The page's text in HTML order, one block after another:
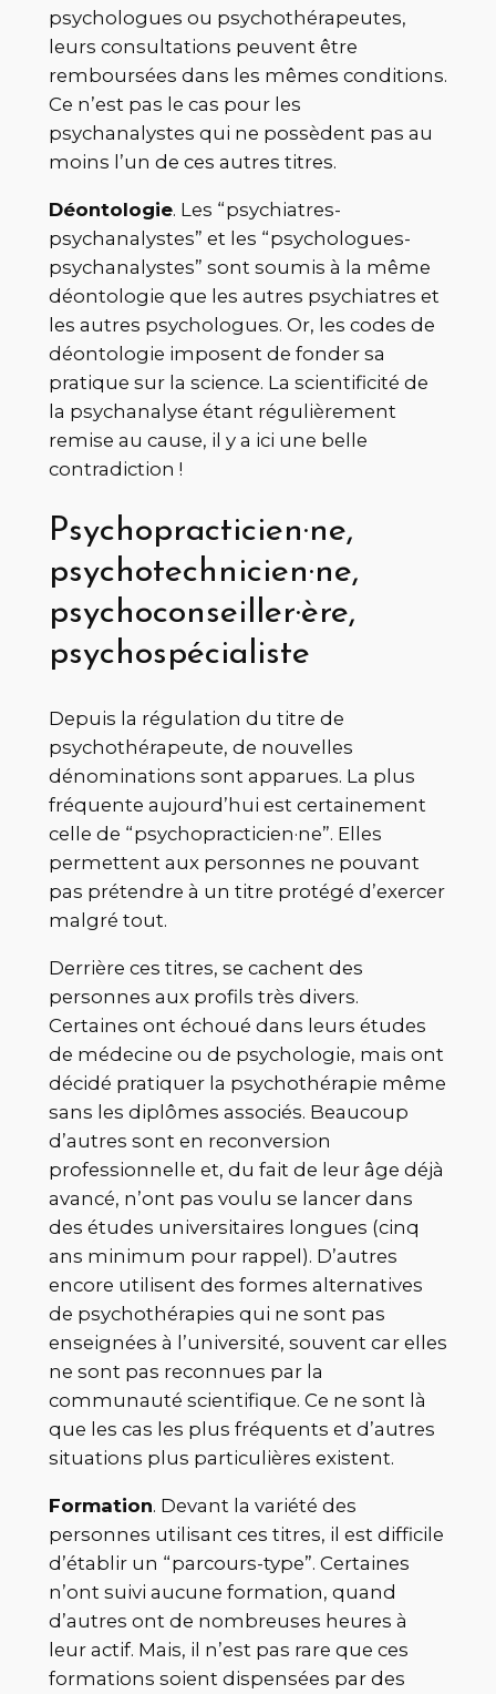
psychologues ou psychothérapeutes,
leurs consultations peuvent être
remboursées dans les mêmes conditions.
Ce n’est pas le cas pour les
psychanalystes qui ne possèdent pas au
moins l’un de ces autres titres.
Déontologie. Les “psychiatres-
psychanalystes” et les “psychologues-
psychanalystes” sont soumis à la même
déontologie que les autres psychiatres et
les autres psychologues. Or, les codes de
déontologie imposent de fonder sa
pratique sur la science. La scientificité de
la psychanalyse étant régulièrement
remise au cause, il y a ici une belle
contradiction !
Psychopracticien·ne,
psychotechnicien·ne,
psychoconseiller·ère,
psychospécialiste
Depuis la régulation du titre de
psychothérapeute, de nouvelles
dénominations sont apparues. La plus
fréquente aujourd’hui est certainement
celle de “psychopracticien·ne”. Elles
permettent aux personnes ne pouvant
pas prétendre à un titre protégé d’exercer
malgré tout.
Derrière ces titres, se cachent des
personnes aux profils très divers.
Certaines ont échoué dans leurs études
de médecine ou de psychologie, mais ont
décidé pratiquer la psychothérapie même
sans les diplômes associés. Beaucoup
d’autres sont en reconversion
professionnelle et, du fait de leur âge déjà
avancé, n’ont pas voulu se lancer dans
des études universitaires longues (cinq
ans minimum pour rappel). D’autres
encore utilisent des formes alternatives
de psychothérapies qui ne sont pas
enseignées à l’université, souvent car elles
ne sont pas reconnues par la
communauté scientifique. Ce ne sont là
que les cas les plus fréquents et d’autres
situations plus particulières existent.
Formation. Devant la variété des
personnes utilisant ces titres, il est difficile
d’établir un “parcours-type”. Certaines
n’ont suivi aucune formation, quand
d’autres ont de nombreuses heures à
leur actif. Mais, il n’est pas rare que ces
formations soient dispensées par des